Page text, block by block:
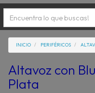
INICIO PERIFÉRICOS
Altavoz con
Plata